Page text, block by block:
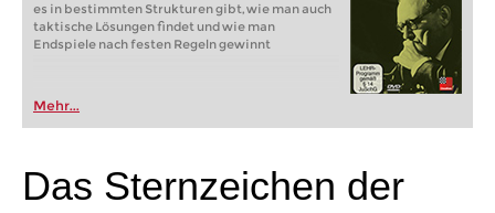
es in bestimmten Strukturen gibt, wie man auch
taktische Lösungen findet und wie man
Endspiele nach festen Regeln gewinnt
Mehr...
Das Sternzeichen der